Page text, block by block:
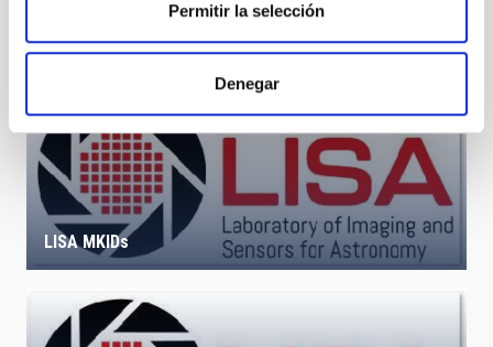
Permitir la selección
Denegar
LISA MKIDs